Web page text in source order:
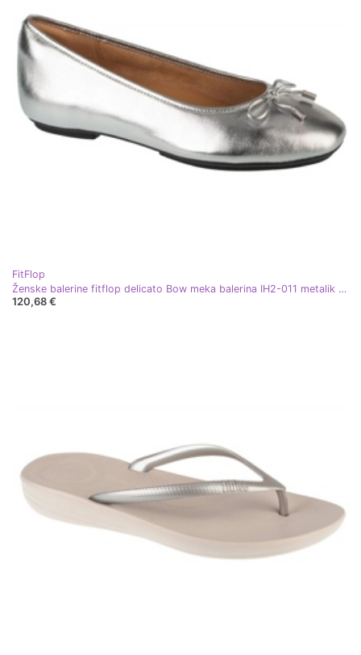
FitFlop
Ženske balerine fitflop delicato Bow meka balerina IH2-011 metalik s lukom srebro
120,68 €